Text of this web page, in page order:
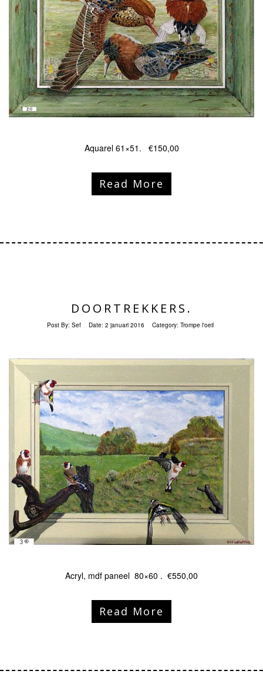
Aquarel 61×51. €150,00
Read More
DOORTREKKERS.
Post By: Sef Date: 2 januari 2016 Category: Trompe l'oeil
Acryl, mdf paneel 80×60 . €550,00
Read More